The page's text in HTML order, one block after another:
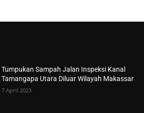
Tumpukan Sampah Jalan Inspeksi Kanal
Tamangapa Utara Diluar Wilayah Makassar
7 April 2023